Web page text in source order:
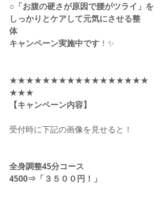
○「お腹の硬さが原因で腰がツライ」を
しっかりとケアして元気にさせる整
体
キャンペーン実施中です ！✨
★★★★★★★★★★★★★★★★★
★★★
【キャンペーン内容】
受付時に下記の画像を見せると！
全身調整45分コース
4500⇒「３５００円！」